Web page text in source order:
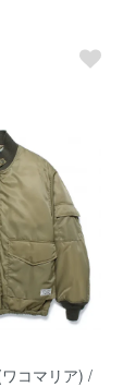
コマリア) /